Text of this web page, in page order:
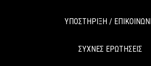
ΥΠΟΣΤΗΡΙΞΗ /
ΣΥΧΝΕΣ ΕΡΩΤΗΣΕΙΣ